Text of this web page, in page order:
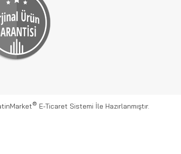
® E-Ticaret Sistemi İle Hazırlanmıştır.